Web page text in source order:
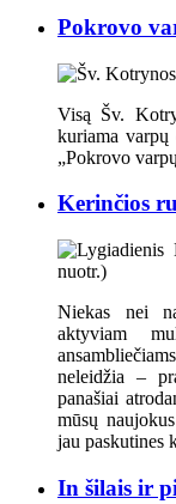
Pokrovo
Visą Šv.
kuriama
„Pokrovo
Kerinčios
Niekas nei
aktyviam
neleidžia –
panašiai
mūsų
jau paskutines
In šilais ir